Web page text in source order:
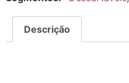
Descrição